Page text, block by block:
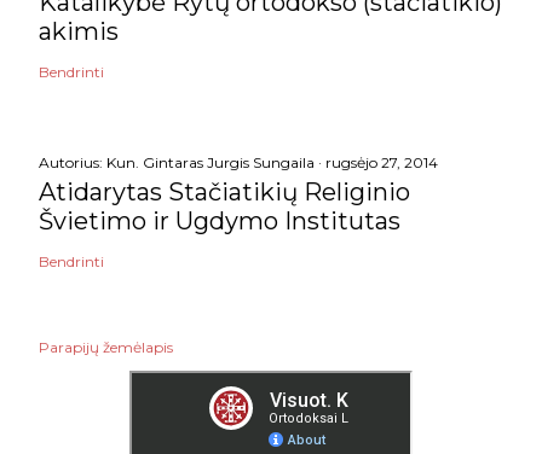
akimis
Bendrinti
Autorius: Kun. Gintaras Jurgis Sungaila rugsėjo 27, 2014
Atidarytas Stačiatikių Religinio
Švietimo ir Ugdymo Institutas
Bendrinti
Parapijų žemėlapis